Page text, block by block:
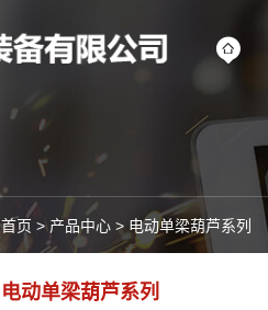
首页 >产品中心 > 电动单梁葫芦系列
电动单梁葫芦系列